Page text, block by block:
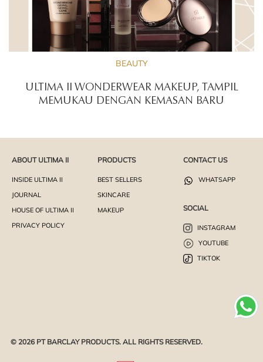
BEAUTY
ULTIMA II WONDERWEAR MAKEUP, TAMPIL
MEMUKAU DENGAN KEMASAN BARU
ABOUT ULTIMA II
INSIDE ULTIMA II
JOURNAL
HOUSE OF ULTIMA II
PRIVACY POLICY
PRODUCTS
BEST SELLERS
SKINCARE
MAKEUP
CONTACT US
WHATSAPP
SOCIAL
INSTAGRAM
YOUTUBE
TIKTOK
© 2026 PT BARCLAY PRODUCTS. ALL RIGHTS RESERVED.